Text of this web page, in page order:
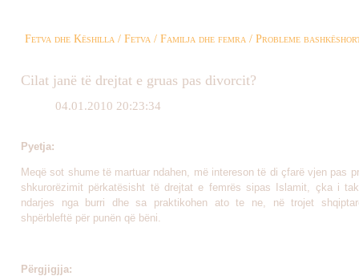
Fetva dhe Këshilla / Fetva / Familja dhe femra / Probleme
Cilat janë të drejtat e gruas pas divorcit?
04.01.2010 20:23:34
Pyetja:
Meqë sot shume të martuar ndahen, më intereson të di çfarë vjen pas
shkurorëzimit përkatësisht të drejtat e femrës sipas Islamit, çka i
ndarjes nga burri dhe sa praktikohen ato te ne, në trojet
shpërbleftë për punën që bëni.
Përgjigjja: